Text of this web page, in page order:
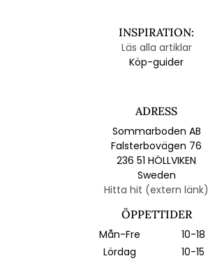
INSPIRATION:
Läs alla artiklar
Köp-guider
ADRESS
Sommarboden AB
Falsterbovägen 76
236 51 HÖLLVIKEN
Sweden
Hitta hit (extern länk)
ÖPPETTIDER
Mån-Fre
10-18
Lördag
10-15